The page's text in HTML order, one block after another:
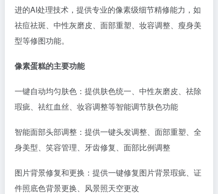
进的AI处理技术，提供专业的像素级细节精修能力，如
祛痘祛斑、中性灰磨皮、面部重塑、妆容调整、瘦身美
型等修图功能。
像素蛋糕的主要功能
一键自动均匀肤色：提供肤色统一、中性灰磨皮、祛除
瑕疵、祛红血丝、妆容调整等智能调节肤色功能
智能面部头部调整：提供一键头发调整、面部重塑、全
身美型、笑容管理、牙齿修复、面部比例调整
图片背景修复和更换：提供一键修复图片背景瑕疵、证
件照底色背景更换、风景照天空更改